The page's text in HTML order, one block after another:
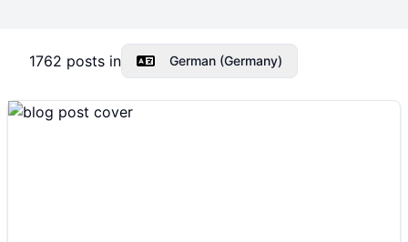
1762 posts in German (Germany)